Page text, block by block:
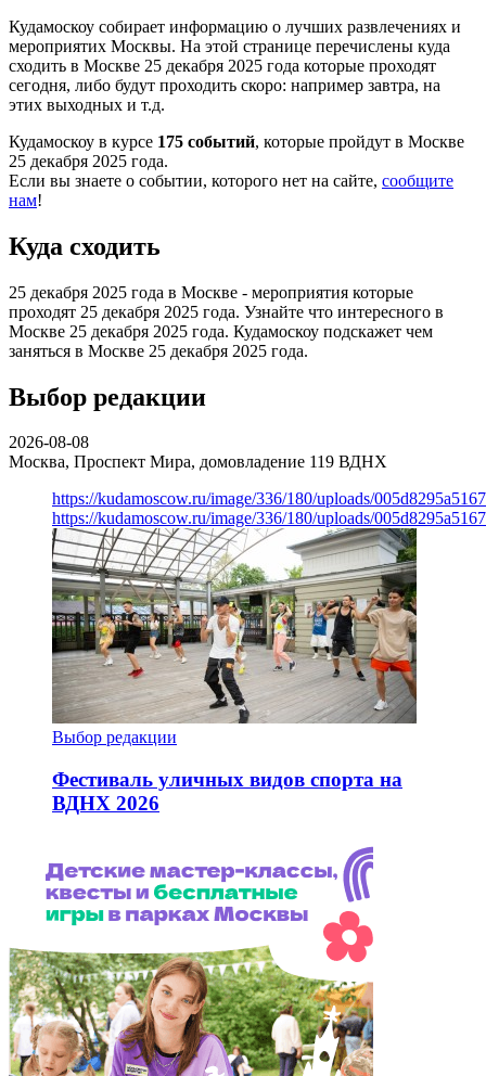
Кудамоскоу собирает информацию о лучших развлечениях и
мероприятих Москвы. На этой странице перечислены куда
сходить в Москве 25 декабря 2025 года которые проходят
сегодня, либо будут проходить скоро: например завтра, на
этих выходных и т.д.
Кудамоскоу в курсе 175 событий, которые пройдут в Москве
25 декабря 2025 года.
Если вы знаете о событии, которого нет на сайте, сообщите
нам!
Куда сходить
25 декабря 2025 года в Москве - мероприятия которые
проходят 25 декабря 2025 года. Узнайте что интересного в
Москве 25 декабря 2025 года. Кудамоскоу подскажет чем
заняться в Москве 25 декабря 2025 года.
Выбор редакции
2026-08-08
Москва, Проспект Мира, домовладение 119 ВДНХ
https://kudamoscow.ru/image/336/180/uploads/
https://kudamoscow.ru/image/336/180/uploads/
Выбор редакции
Фестиваль уличных видов спорта на
ВДНХ 2026